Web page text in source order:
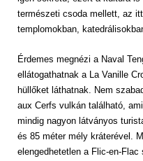
természeti csoda mellett, az
templomokban,
Érdemes megnézi a Naval
ellátogathatnak a La Vanille
hüllőket láthatnak. Nem
aux Cerfs vulkán található,
mindig nagyon látványos
és 85 méter mély kráterével.
elengedhetetlen a Flic-en-Flac